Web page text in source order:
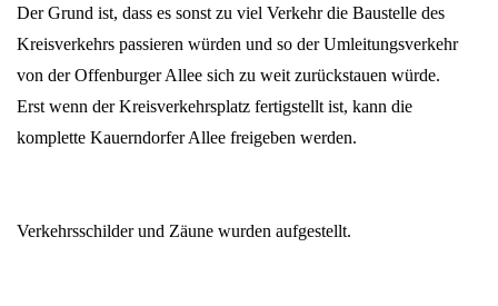
Der Grund ist, dass es sonst zu viel Verkehr die Baustelle des
Kreisverkehrs passieren würden und so der Umleitungsverkehr
von der Offenburger Allee sich zu weit zurückstauen würde.
Erst wenn der Kreisverkehrsplatz fertigstellt ist, kann die
komplette Kauerndorfer Allee freigeben werden.
Verkehrsschilder und Zäune wurden aufgestellt.